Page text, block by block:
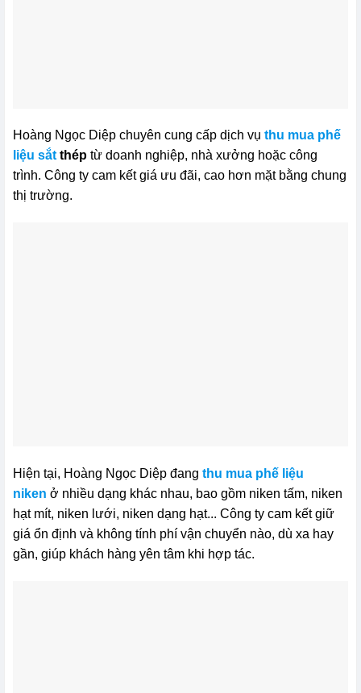
Hoàng Ngọc Diệp chuyên cung cấp dịch vụ thu mua phế
liệu sắtthéptừ doanh nghiệp, nhà xưởng hoặc công
trình. Công ty cam kết giá ưu đãi, cao hơn mặt bằng chung
thị trường.
Hiện tại, Hoàng Ngọc Diệp đang thu mua phế liệu
niken ở nhiều dạng khác nhau, bao gồm niken tấm, niken
hạt mít, niken lưới, niken dạng hạt... Công ty cam kết giữ
giá ổn định và không tính phí vận chuyển nào, dù xa hay
gần, giúp khách hàng yên tâm khi hợp tác.